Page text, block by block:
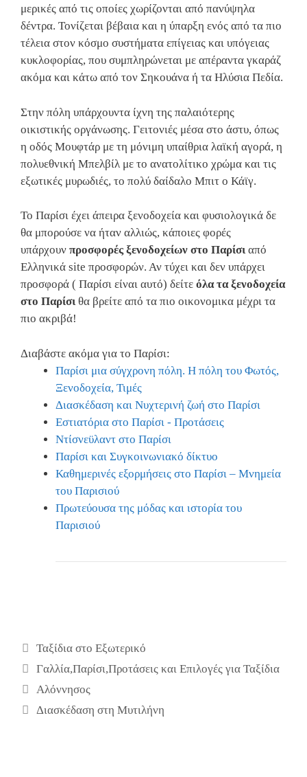
μερικές από τις οποίες χωρίζονται από πανύψηλα
δέντρα. Τονίζεται βέβαια και η ύπαρξη ενός από τα πιο
τέλεια στον κόσμο συστήματα επίγειας και υπόγειας
κυκλοφορίας, που συμπληρώνεται με απέραντα γκαράζ
ακόμα και κάτω από τον Σηκουάνα ή τα Ηλύσια Πεδία.
Στην πόλη υπάρχουντα ίχνη της παλαιότερης
οικιστικής οργάνωσης. Γειτονιές μέσα στο άστυ, όπως
η οδός Μουφτάρ με τη μόνιμη υπαίθρια λαϊκή αγορά, η
πολυεθνική Μπελβίλ με το ανατολίτικο χρώμα και τις
εξωτικές μυρωδιές, το πολύ δαίδαλο Μπιτ ο Κάϊγ.
Το Παρίσι έχει άπειρα ξενοδοχεία και φυσιολογικά δε
θα μπορούσε να ήταν αλλιώς, κάποιες φορές
υπάρχουν προσφορές ξενοδοχείων στο Παρίσιαπό
Ελληνικά site προσφορών. Αν τύχει και δεν υπάρχει
προσφορά ( Παρίσι είναι αυτό) δείτε όλα τα ξενοδοχεία
στο Παρίσιθα βρείτε από τα πιο οικονομικα μέχρι τα
πιο ακριβά!
Διαβάστε ακόμα για το Παρίσι:
Παρίσι μια σύγχρονη πόλη. Η πόλη του Φωτός,
Ξενοδοχεία, Τιμές
Διασκέδαση και Νυχτερινή ζωή στο Παρίσι
Εστιατόρια στο Παρίσι - Προτάσεις
Ντίσνεϋλαντ στο Παρίσι
Παρίσι και Συγκοινωνιακό δίκτυο
Καθημερινές εξορμήσεις στο Παρίσι – Μνημεία
του Παρισιού
Πρωτεύουσα της μόδας και ιστορία του
Παρισιού
Κατηγορίες
Ταξίδια στο Εξωτερικό
Ετικέτες
Γαλλία,Παρίσι,Προτάσεις και Επιλογές για Ταξίδια
Αλόννησος
Διασκέδαση στη Μυτιλήνη